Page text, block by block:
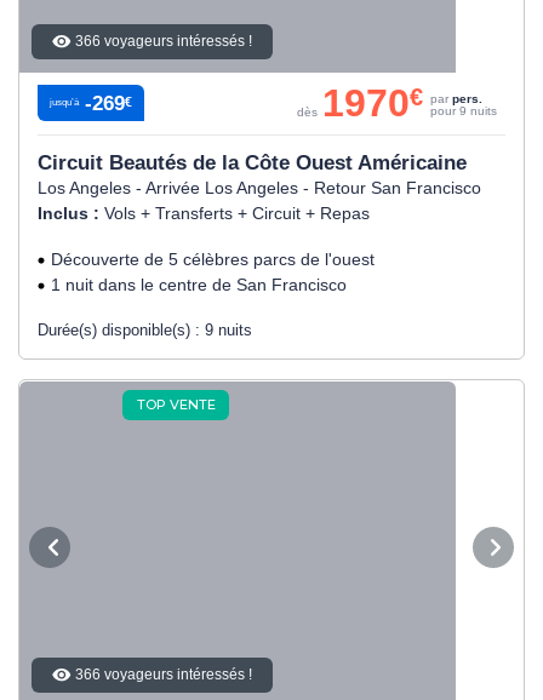
366 voyageurs intéressés !
Circuit Beautés de la Côte Ouest Américaine
Los Angeles - Arrivée Los Angeles - Retour San Francisco
Inclus : Vols + Transferts + Circuit + Repas
Découverte de 5 célèbres parcs de l'ouest
1 nuit dans le centre de San Francisco
Durée(s) disponible(s) : 9 nuits
jusqu’à -269€
dès 1970€ par pers.
pour 9 nuits
TOP VENTE
366 voyageurs intéressés !